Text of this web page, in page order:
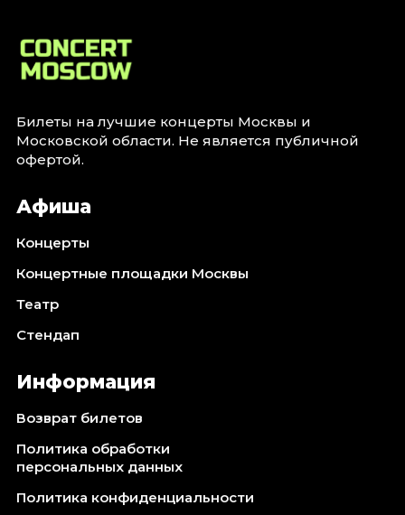
Билеты на лучшие концерты Москвы и
Московской области. Не является публичной
офертой.
Афиша
Концерты
Концертные площадки Москвы
Театр
Стендап
Информация
Возврат билетов
Политика обработки
персональных данных
Политика конфиденциальности